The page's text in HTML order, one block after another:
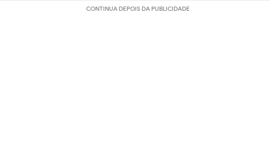
CONTINUA DEPOIS DA PUBLICIDADE